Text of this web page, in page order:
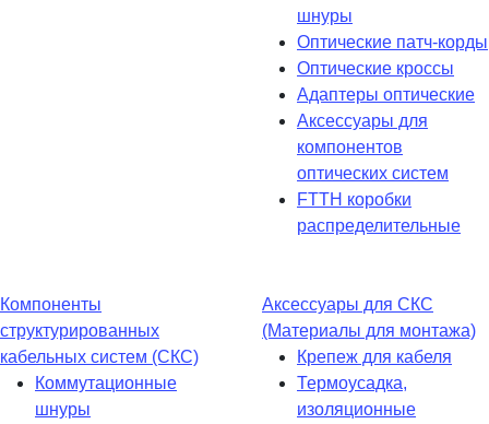
шнуры
Оптические патч-корды
Оптические кроссы
Адаптеры оптические
Аксессуары для
компонентов
оптических систем
FTTH коробки
распределительные
Компоненты
структурированных
кабельных систем (СКС)
Коммутационные
шнуры
Аксессуары для СКС
(Материалы для монтажа)
Крепеж для кабеля
Термоусадка,
изоляционные